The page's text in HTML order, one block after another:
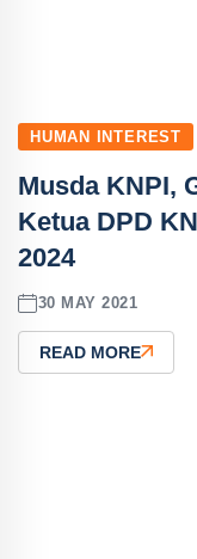
HUMAN INTEREST
Musda KNPI,
Ketua DPD
2024
30 MAY 2021
READ MORE